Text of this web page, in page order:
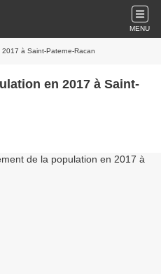
MENU
à Saint-Paterne-Racan
en 2017 à Saint-